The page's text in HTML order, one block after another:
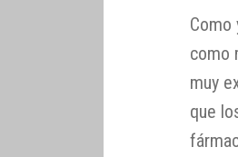
Como
como
muy
que